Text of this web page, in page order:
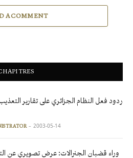
A COMMENT
ردود فعل النظام الجزائري على تقارير
2003-05-14
وراء قضبان الجنرالات: عرض تصويري عن